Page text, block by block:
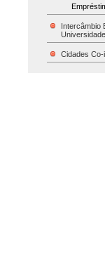
Intercâmbio
Cidades Co-